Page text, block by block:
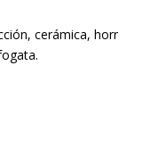
cerámica, horno y